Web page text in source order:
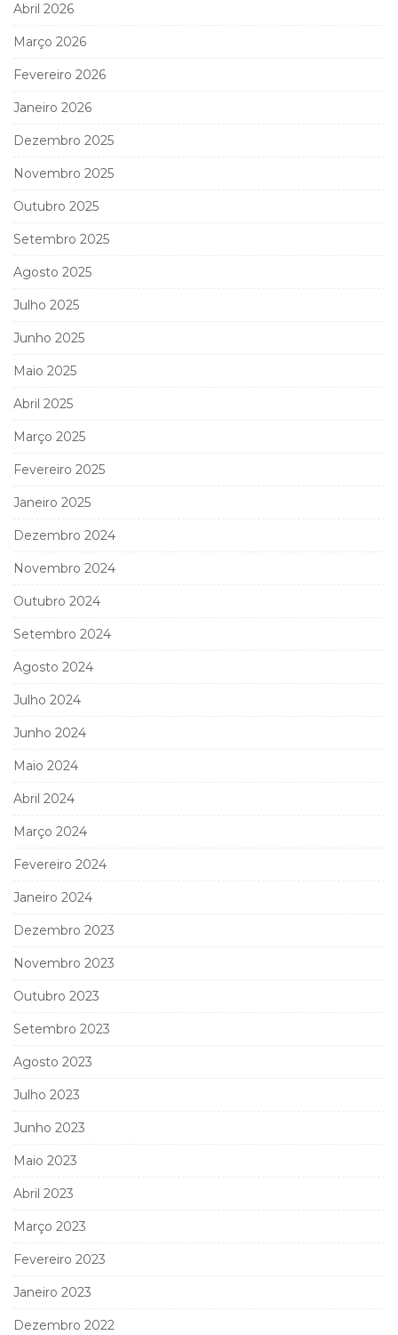
Abril 2026
Março 2026
Fevereiro 2026
Janeiro 2026
Dezembro 2025
Novembro 2025
Outubro 2025
Setembro 2025
Agosto 2025
Julho 2025
Junho 2025
Maio 2025
Abril 2025
Março 2025
Fevereiro 2025
Janeiro 2025
Dezembro 2024
Novembro 2024
Outubro 2024
Setembro 2024
Agosto 2024
Julho 2024
Junho 2024
Maio 2024
Abril 2024
Março 2024
Fevereiro 2024
Janeiro 2024
Dezembro 2023
Novembro 2023
Outubro 2023
Setembro 2023
Agosto 2023
Julho 2023
Junho 2023
Maio 2023
Abril 2023
Março 2023
Fevereiro 2023
Janeiro 2023
Dezembro 2022